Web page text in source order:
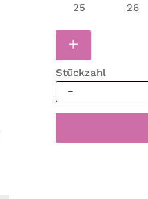
25 26
Stückzahl
Wandtattoo
Kinderzimmer